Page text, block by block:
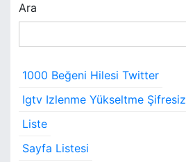
z
ı
g
e
z
i
Ara
1000 Beğeni Hilesi Twitter
Igtv Izlenme Yükseltme Şifresiz
Liste
Sayfa Listesi